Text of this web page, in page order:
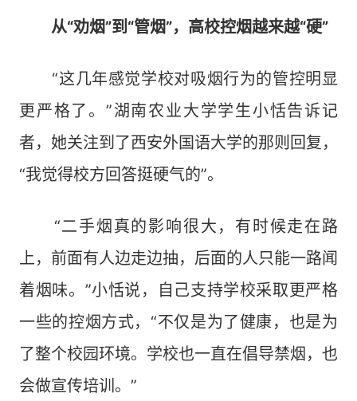
从“劝烟”到“管烟”，高校控烟越来越“硬”
“这几年感觉学校对吸烟行为的管控明显
更严格了。”湖南农业大学学生小恬告诉记
者，她关注到了西安外国语大学的那则回复，
“我觉得校方回答挺硬气的”。
“二手烟真的影响很大，有时候走在路
上，前面有人边走边抽，后面的人只能一路闻
着烟味。”小恬说，自己支持学校采取更严格
一些的控烟方式，“不仅是为了健康，也是为
了整个校园环境。学校也一直在倡导禁烟，也
会做宣传培训。”